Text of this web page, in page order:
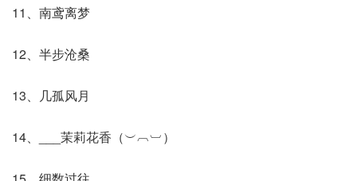
11、南鸢离梦
12、半步沧桑
13、几孤风月
14、___茉莉花香（︶︹︺）